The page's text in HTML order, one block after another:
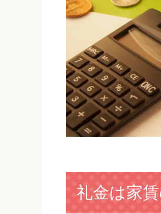
礼金は家